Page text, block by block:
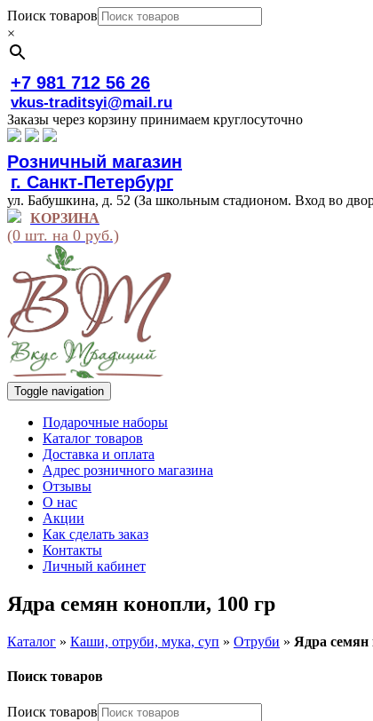
Поиск товаров
×
+7 981 712 56 26
vkus-traditsyi@mail.ru
Заказы через корзину принимаем круглосуточно
Розничный магазин
г. Санкт-Петербург
ул. Бабушкина, д. 52 (За школьным стадионом. Вход во
КОРЗИНА
(0 шт. на 0 руб.)
Toggle navigation
Подарочные наборы
Каталог товаров
Доставка и оплата
Адрес розничного магазина
Отзывы
О нас
Акции
Как сделать заказ
Контакты
Личный кабинет
Ядра семян конопли, 100 гр
Каталог » Каши, отруби, мука, суп » Отруби » Ядра семян
Поиск товаров
Поиск товаров